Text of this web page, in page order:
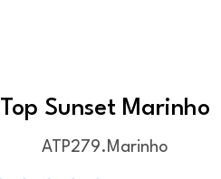
Top Sunset Marinho
ATP279.Marinho